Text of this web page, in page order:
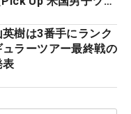
樹は3番手にランク
ラーツアー最終戦の
表